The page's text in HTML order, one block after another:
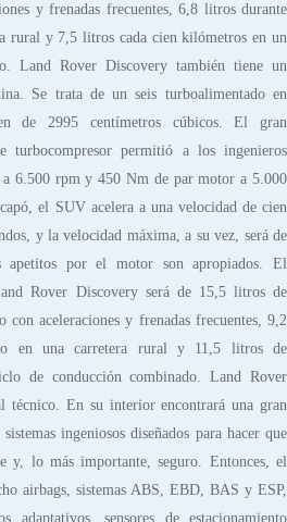
y frenadas frecuentes, 6,8 litros durante
rural y 7,5 litros cada cien kilómetros en un
Land Rover Discovery también tiene un
Se trata de un seis turboalimentado en
de 2995 centímetros cúbicos. El gran
turbocompresor permitió a los ingenieros
6.500 rpm y 450 Nm de par motor a 5.000
el SUV acelera a una velocidad de cien
y la velocidad máxima, a su vez, será de
por el motor son apropiados. El
Rover Discovery será de 15,5 litros de
aceleraciones y frenadas frecuentes, 9,2
en una carretera rural y 11,5 litros de
de conducción combinado. Land Rover
técnico. En su interior encontrará una gran
ingeniosos diseñados para hacer que
y, lo más importante, seguro. Entonces, el
airbags, sistemas ABS, EBD, BAS y ESP,
sensores de estacionamiento